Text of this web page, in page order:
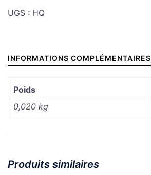
col
UGS : HQ
INFORMATIONS COMPLÉMENTAIRES
Poids
0,020 kg
Produits similaires